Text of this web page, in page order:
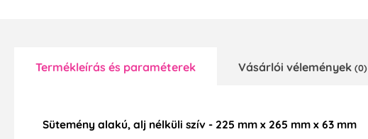
Termékleírás és paraméterek Vásárlói vélemények (0)
Sütemény alakú, alj nélküli szív - 225 mm x 265 mm x 63 mm